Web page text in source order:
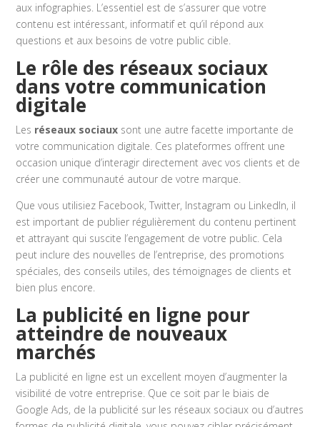
aux infographies. L’essentiel est de s’assurer que votre
contenu est intéressant, informatif et qu’il répond aux
questions et aux besoins de votre public cible.
Le rôle des réseaux sociaux
dans votre communication
digitale
Les réseaux sociaux sont une autre facette importante de
votre communication digitale. Ces plateformes offrent une
occasion unique d’interagir directement avec vos clients et de
créer une communauté autour de votre marque.
Que vous utilisiez Facebook, Twitter, Instagram ou LinkedIn, il
est important de publier régulièrement du contenu pertinent
et attrayant qui suscite l’engagement de votre public. Cela
peut inclure des nouvelles de l’entreprise, des promotions
spéciales, des conseils utiles, des témoignages de clients et
bien plus encore.
La publicité en ligne pour
atteindre de nouveaux
marchés
La publicité en ligne est un excellent moyen d’augmenter la
visibilité de votre entreprise. Que ce soit par le biais de
Google Ads, de la publicité sur les réseaux sociaux ou d’autres